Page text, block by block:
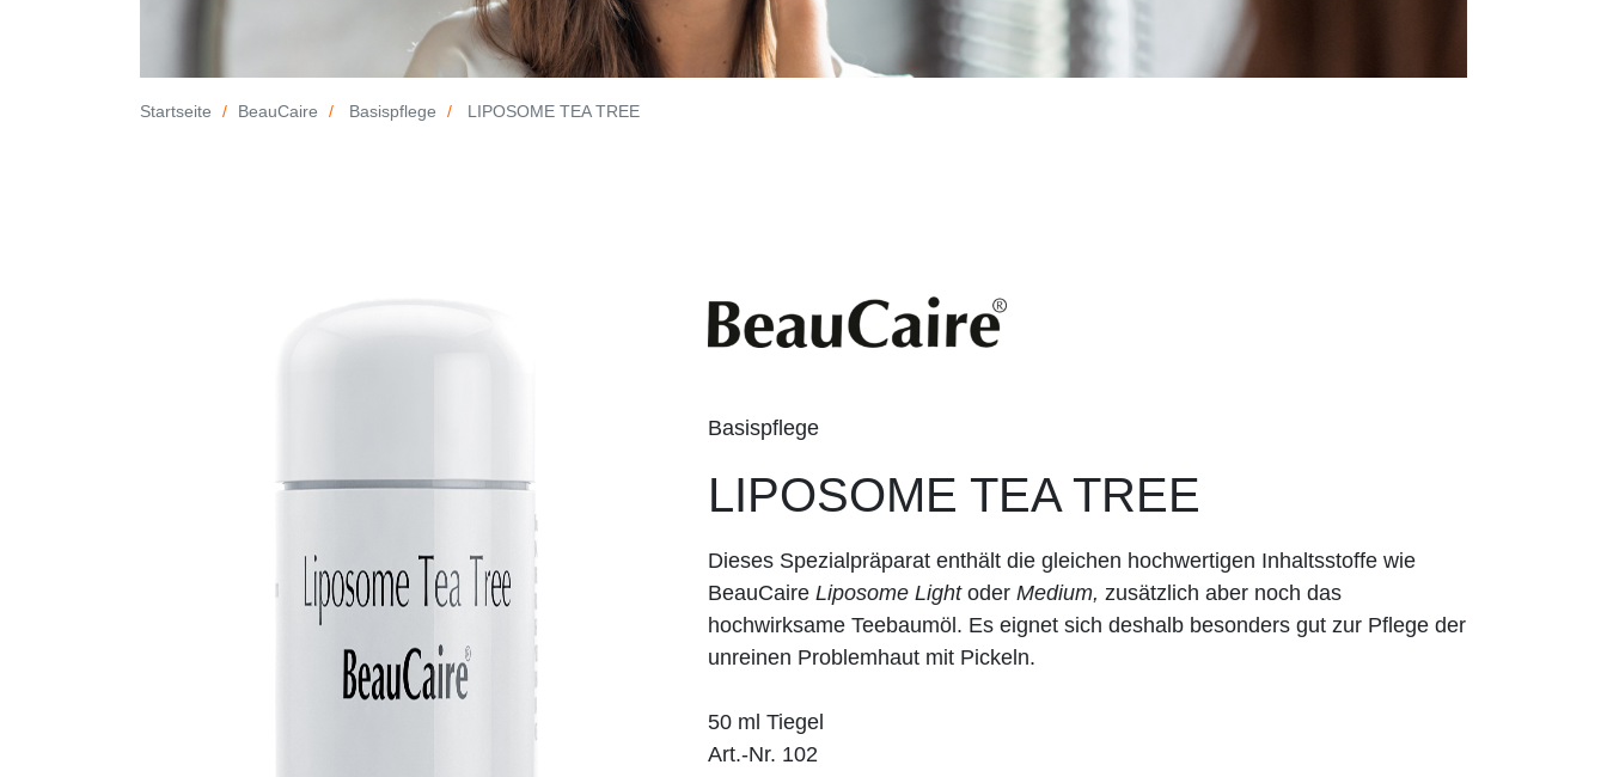
Startseite BeauCaire Basispflege LIPOSOME TEA TREE
Basispflege
LIPOSOME TEA TREE
Dieses Spezialpräparat enthält die gleichen hochwertigen Inhaltsstoffe wie
BeauCaire Liposome Lightoder Medium, zusätzlich aber noch das
hochwirksame Teebaumöl. Es eignet sich deshalb besonders gut zur Pflege der
unreinen Problemhaut mit Pickeln.
50 ml Tiegel
Art.-Nr. 102